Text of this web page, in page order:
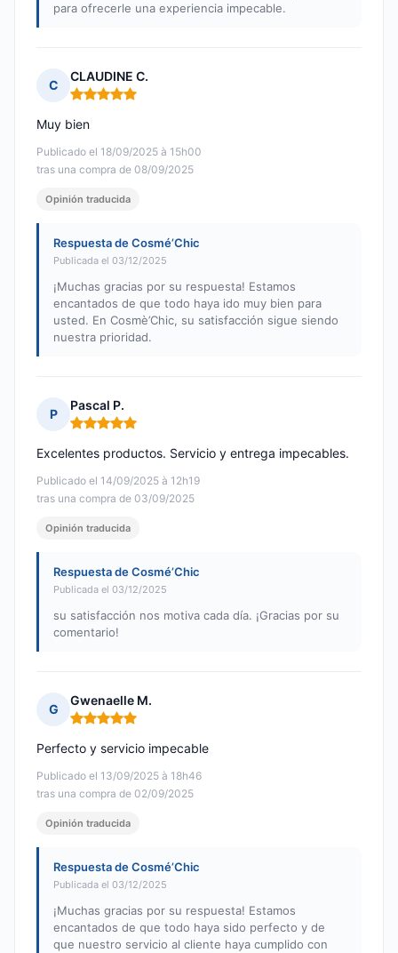
para ofrecerle una experiencia impecable.
C
CLAUDINE C.
Nota: 5 de 5
Publicado el 18/09/2025 à 15h00
tras una compra de 08/09/2025
Muy bien
Opinión traducida
Respuesta de Cosmé’Chic
Publicada el 03/12/2025
¡Muchas gracias por su respuesta! Estamos
encantados de que todo haya ido muy bien para
usted. En Cosmè’Chic, su satisfacción sigue siendo
nuestra prioridad.
P
Pascal P.
Nota: 5 de 5
Publicado el 14/09/2025 à 12h19
tras una compra de 03/09/2025
Excelentes productos. Servicio y entrega impecables.
Opinión traducida
Respuesta de Cosmé’Chic
Publicada el 03/12/2025
su satisfacción nos motiva cada día. ¡Gracias por su
comentario!
G
Gwenaelle M.
Nota: 5 de 5
Publicado el 13/09/2025 à 18h46
tras una compra de 02/09/2025
Perfecto y servicio impecable
Opinión traducida
Respuesta de Cosmé’Chic
Publicada el 03/12/2025
¡Muchas gracias por su respuesta! Estamos
encantados de que todo haya sido perfecto y de
que nuestro servicio al cliente haya cumplido con